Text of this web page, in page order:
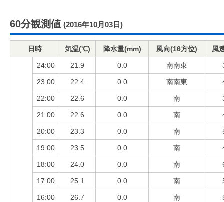
60分観測値 (2016年10月03日)
日時 気温(℃) 降水量(mm) 風向(16方位) 風
24:00 21.9 0.0 南南東
23:00 22.4 0.0 南南東
22:00 22.6 0.0 南
21:00 22.6 0.0 南
20:00 23.3 0.0 南
19:00 23.5 0.0 南
18:00 24.0 0.0 南
17:00 25.1 0.0 南
16:00 26.7 0.0 南